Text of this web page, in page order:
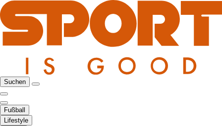
Suchen
Fußball
Lifestyle